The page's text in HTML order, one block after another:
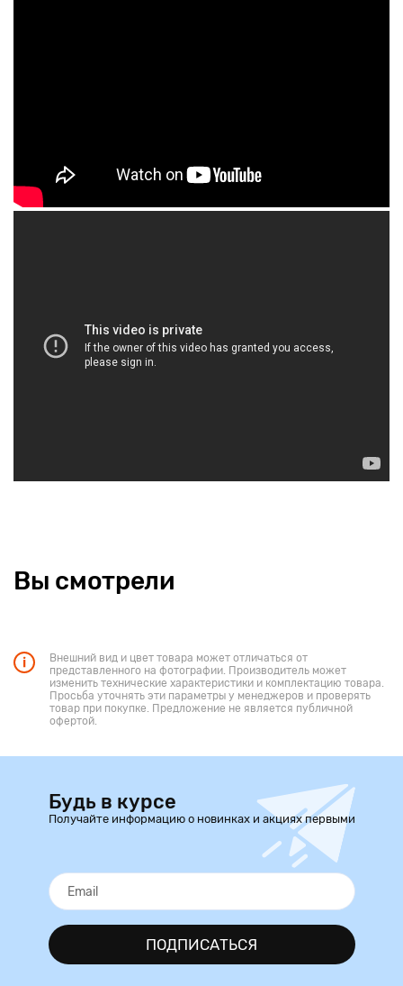
Вы смотрели
Внешний вид и цвет товара может отличаться от
представленного на фотографии. Производитель может
изменить технические характеристики и комплектацию товара.
Просьба уточнять эти параметры у менеджеров и проверять
товар при покупке. Предложение не является публичной
офертой.
Будь в курсе
Получайте информацию о новинках и акциях первыми
ПОДПИСАТЬСЯ